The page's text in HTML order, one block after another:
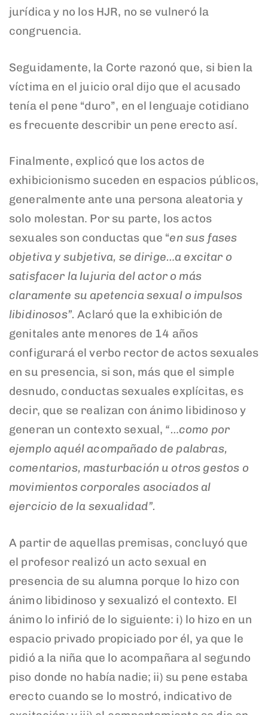
jurídica y no los HJR, no se vulneró la
congruencia.
Seguidamente, la Corte razonó que, si bien la
víctima en el juicio oral dijo que el acusado
tenía el pene “duro”, en el lenguaje cotidiano
es frecuente describir un pene erecto así.
Finalmente, explicó que los actos de
exhibicionismo suceden en espacios públicos,
generalmente ante una persona aleatoria y
solo molestan. Por su parte, los actos
sexuales son conductas que “en sus fases
objetiva y subjetiva, se dirige…a excitar o
satisfacer la lujuria del actor o más
claramente su apetencia sexual o impulsos
libidinosos”. Aclaró que la exhibición de
genitales ante menores de 14 años
configurará el verbo rector de actos sexuales
en su presencia, si son, más que el simple
desnudo, conductas sexuales explícitas, es
decir, que se realizan con ánimo libidinoso y
generan un contexto sexual, “…como por
ejemplo aquél acompañado de palabras,
comentarios, masturbación u otros gestos o
movimientos corporales asociados al
ejercicio de la sexualidad”.
A partir de aquellas premisas, concluyó que
el profesor realizó un acto sexual en
presencia de su alumna porque lo hizo con
ánimo libidinoso y sexualizó el contexto. El
ánimo lo infirió de lo siguiente: i) lo hizo en un
espacio privado propiciado por él, ya que le
pidió a la niña que lo acompañara al segundo
piso donde no había nadie; ii) su pene estaba
erecto cuando se lo mostró, indicativo de